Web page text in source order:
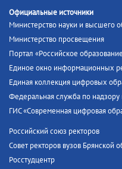
Официальные источники
Министерство науки и высшего
Министерство просвещения
Портал «Российское
Единое окно информационных
Единая коллекция цифровых
Федеральная служба по надзору
ГИС «Современная цифровая
Российский союз ректоров
Совет ректоров вузов Брянской
Росстудцентр